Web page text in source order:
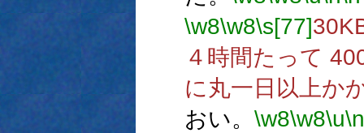
\w8\w8\s[77]
４時間たって
に丸一日以上か
おい。 \w8\w8\u\n